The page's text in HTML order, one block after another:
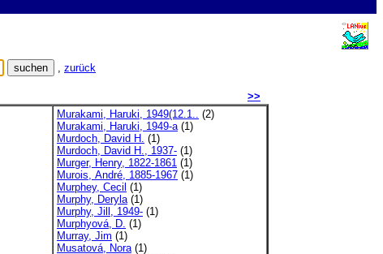
, zurück
>>
Murakami, Haruki, 1949(12.1.. (2)
Murakami, Haruki, 1949-a(1)
Murdoch, David H. (1)
Murdoch, David H., 1937- (1)
Murger, Henry, 1822-1861 (1)
Murois, André, 1885-1967 (1)
Murphey, Cecil (1)
Murphy, Deryla(1)
Murphy, Jill, 1949- (1)
Murphyová, D. (1)
Murray, Jim (1)
Musatová, Nora(1)